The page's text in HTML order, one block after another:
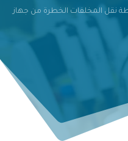
نقل المخلفات الخطرة من جهاز